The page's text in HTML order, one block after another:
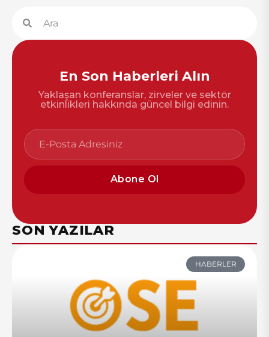
En Son Haberleri Alın
Yaklaşan konferanslar, zirveler ve sektör
etkinlikleri hakkında güncel bilgi edinin.
Abone Ol
SON YAZILAR
HABERLER